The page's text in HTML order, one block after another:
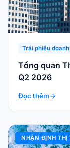
Trái phiếu
Tổng quan
Q2 2026
Đọc thêm
NHẬN ĐỊNH THỊ